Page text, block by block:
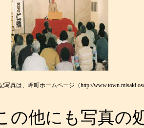
写真は、岬町ホームページ（http://
他にも写真の